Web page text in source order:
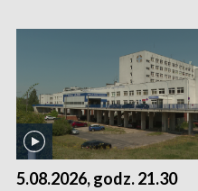
5.08.2026, godz. 21.30